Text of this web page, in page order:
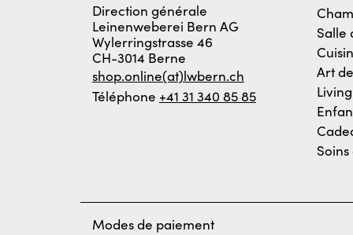
Direction générale
Leinenweberei Bern AG
Wylerringstrasse 46
CH-3014 Berne
shop.online(at)lwbern.ch
Téléphone +41 31 340 85 85
Salle
Art
Living
Modes de paiement